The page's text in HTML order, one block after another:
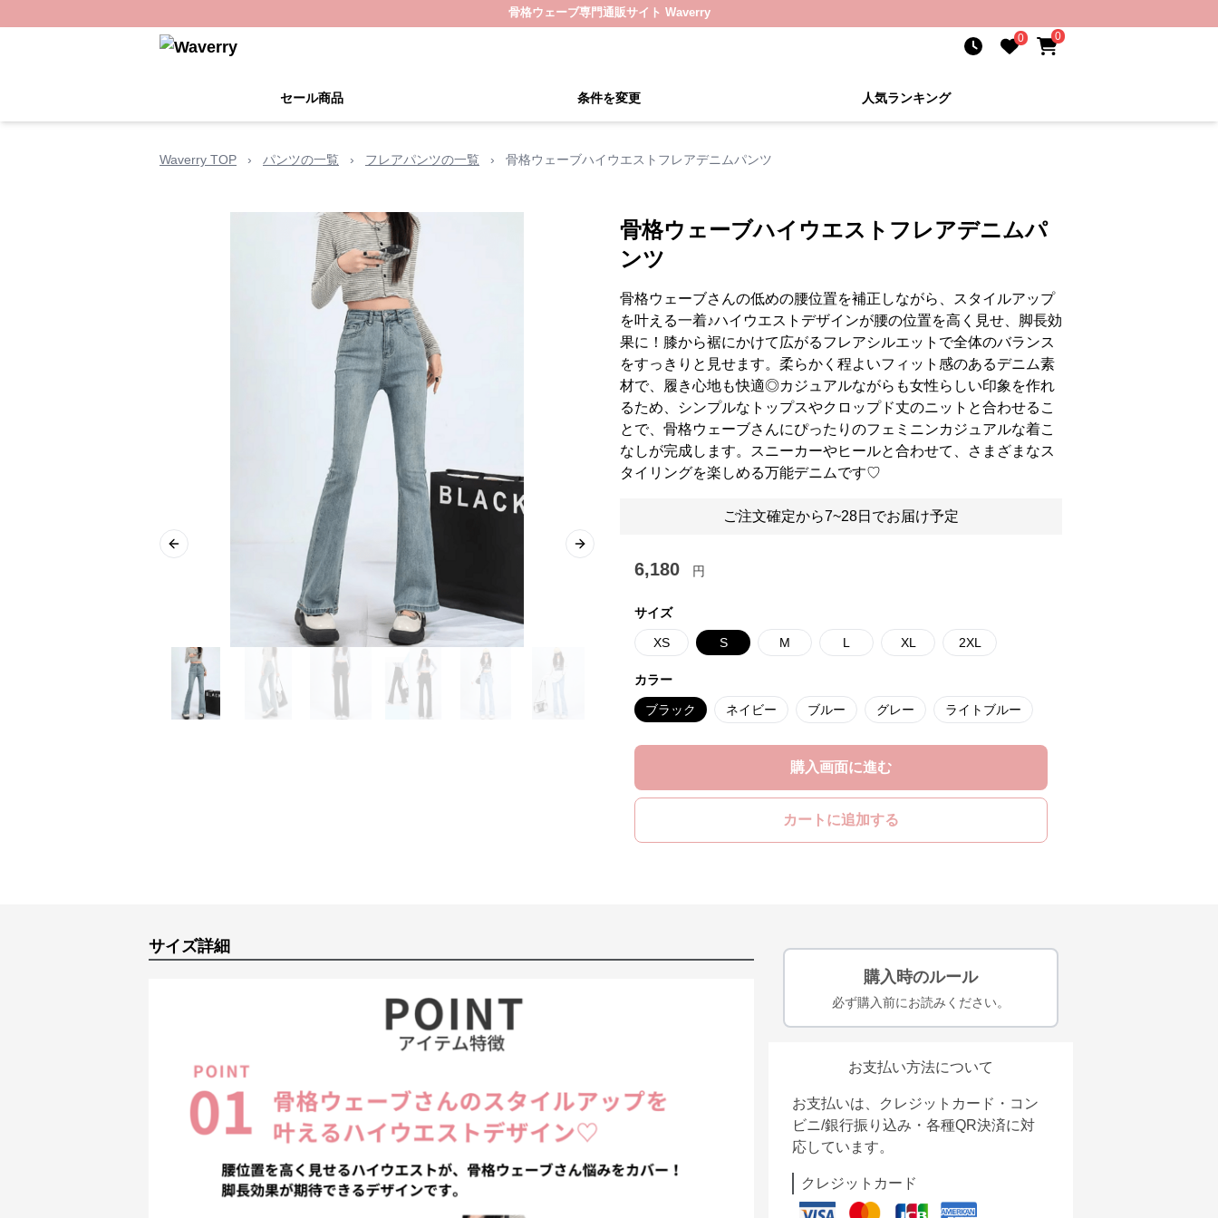
骨格ウェーブ専門通販サイト Waverry
0 0
セール商品 条件を変更 人気ランキング
Waverry TOP › パンツの一覧 › フレアパンツの一覧 › 骨格ウェーブハイウエストフレアデニムパンツ
Previous slide Next slide
骨格ウェーブハイウエストフレアデニムパ
ンツ
骨格ウェーブさんの低めの腰位置を補正しながら、スタイルアップ
を叶える一着♪ハイウエストデザインが腰の位置を高く見せ、脚長効
果に！膝から裾にかけて広がるフレアシルエットで全体のバランス
をすっきりと見せます。柔らかく程よいフィット感のあるデニム素
材で、履き心地も快適◎カジュアルながらも女性らしい印象を作れ
るため、シンプルなトップスやクロップド丈のニットと合わせるこ
とで、骨格ウェーブさんにぴったりのフェミニンカジュアルな着こ
なしが完成します。スニーカーやヒールと合わせて、さまざまなス
タイリングを楽しめる万能デニムです♡
ご注文確定から7~28日でお届け予定
6,180 円
サイズ
XS S M L XL 2XL
カラー
ブラック ネイビー ブルー グレー ライトブルー
購入画面に進む
カートに追加する
サイズ詳細
購入時のルール
必ず購入前にお読みください。
お支払い方法について
お支払いは、クレジットカード・コン
ビニ/銀行振り込み・各種QR決済に対
応しています。
クレジットカード